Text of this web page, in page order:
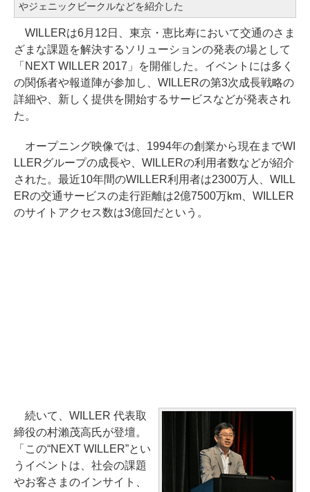
やジェニックビークルなどを紹介した
WILLERは6月12日、東京・恵比寿において交通のさま
ざまな課題を解決するソリューションの発表の場として
「NEXT WILLER 2017」を開催した。イベントには多く
の関係者や報道陣が参加し、WILLERの第3次成長戦略の
詳細や、新しく提供を開始するサービスなどが発表され
た。
オープニング映像では、1994年の創業から現在までWI
LLERグループの成長や、WILLERの利用者数などが紹介
された。最近10年間のWILLER利用者は2300万人、WILL
ERの交通サービスの走行距離は2億7500万km、WILLER
のサイトアクセス数は3億回だという。
続いて、WILLER 代表取
締役の村瀨茂高氏が登壇。
「この“NEXT WILLER”とい
うイベントは、社会の課題
やお客さまのインサイト、